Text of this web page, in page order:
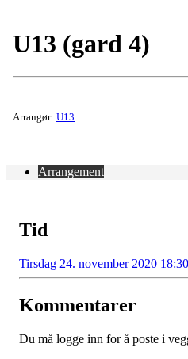
U13 (gard 4)
Arrangør: U13
Arrangement
Tid
Tirsdag 24. november 2020
Kommentarer
Du må logge inn for å poste i